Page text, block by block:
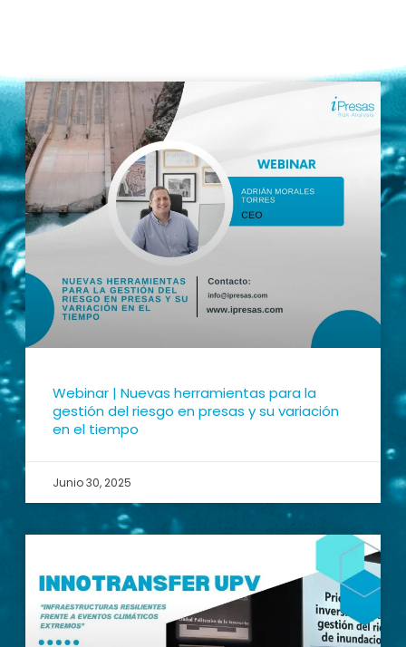
Webinar | Nuevas herramientas para la
gestión del riesgo en presas y su variación
en el tiempo
Junio 30, 2025